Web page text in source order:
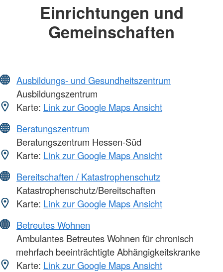
Einrichtungen und
Gemeinschaften
Ausbildungs- und Gesundheitszentrum
Ausbildungszentrum
Karte: Link zur Google Maps Ansicht
Beratungszentrum
Beratungszentrum Hessen-Süd
Karte: Link zur Google Maps Ansicht
Bereitschaften / Katastrophenschutz
Katastrophenschutz/Bereitschaften
Karte: Link zur Google Maps Ansicht
Betreutes Wohnen
Ambulantes Betreutes Wohnen für chronisch
mehrfach beeinträchtigte Abhängigkeitskranke
Karte: Link zur Google Maps Ansicht